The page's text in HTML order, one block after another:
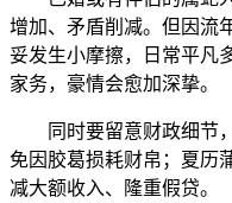
增加、矛盾削减。但因流
妥发生小摩擦，日常平凡
家务，豪情会愈加深挚。
同时要留意财政细节，
免因胶葛损耗财帛；夏历
减大额收入、隆重假贷。